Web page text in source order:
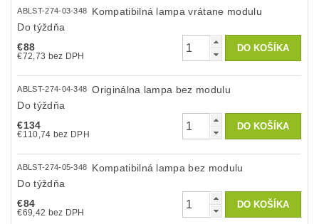
ABLST-274-03-348
Kompatibilná lampa vrátane modulu
Do týždňa
€88
€72,73 bez DPH
ABLST-274-04-348
Originálna lampa bez modulu
Do týždňa
€134
€110,74 bez DPH
ABLST-274-05-348
Kompatibilná lampa bez modulu
Do týždňa
€84
€69,42 bez DPH